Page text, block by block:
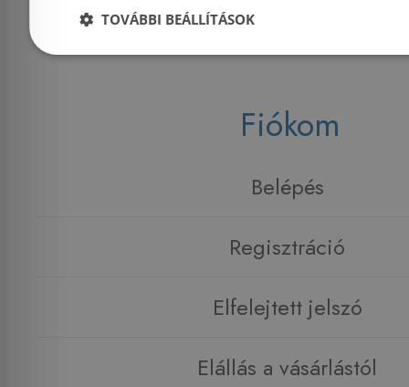
Fiókom
Belépés
Regisztráció
Elfelejtett jelszó
Elállás a vásárlástól
TOVÁBBI BEÁLLÍTÁSOK